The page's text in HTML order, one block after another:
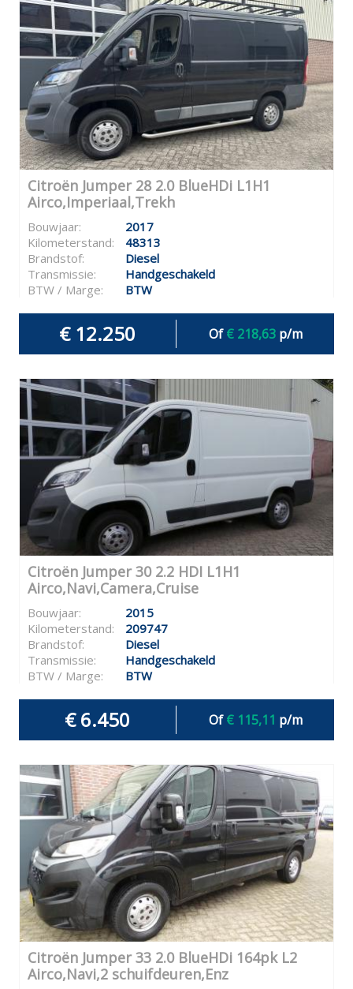
Citroën Jumper 28 2.0 BlueHDi L1H1
Airco,Imperiaal,Trekh
Bouwjaar:
2017
Kilometerstand:
48313
Brandstof:
Diesel
Transmissie:
Handgeschakeld
BTW / Marge:
BTW
€ 12.250 Of€ 218,63p/m
Citroën Jumper 30 2.2 HDI L1H1
Airco,Navi,Camera,Cruise
Bouwjaar:
2015
Kilometerstand:
209747
Brandstof:
Diesel
Transmissie:
Handgeschakeld
BTW / Marge:
BTW
€ 6.450 Of€ 115,11 p/m
Citroën Jumper 33 2.0 BlueHDi 164pk L2
Airco,Navi,2 schuifdeuren,Enz